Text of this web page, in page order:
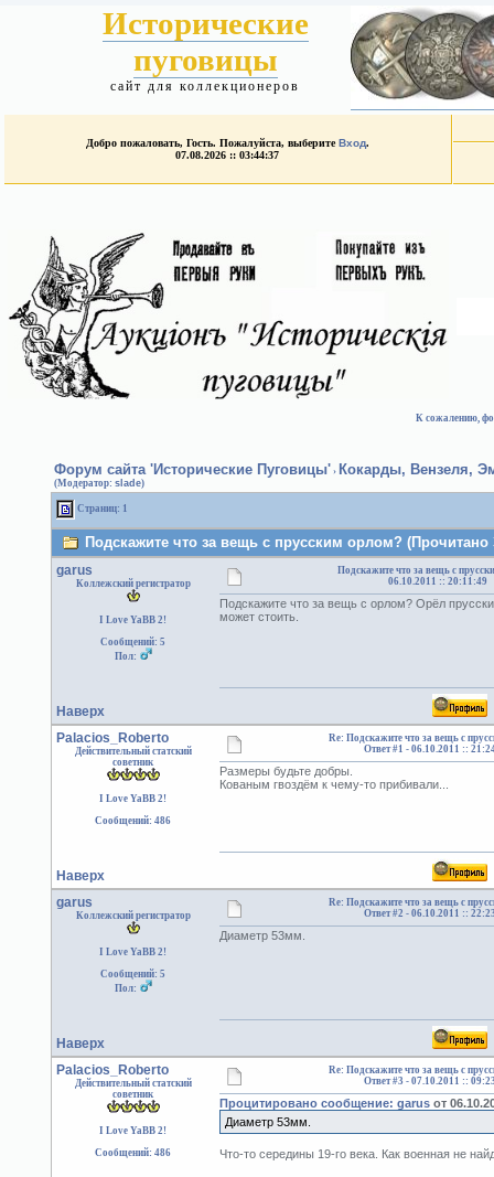
Исторические
пуговицы
сайт для коллекционеров
Добро пожаловать, Гость. Пожалуйста, выберитеВход.
07.08.2026 :: 03:44:37
К сожалению,
Форум сайта 'Исторические Пуговицы' › Кокарды, Вензеля,
(Модератор: slade)
Страниц: 1
Подскажите что за вещь с прусским орлом? (Прочитано
garus
Коллежский регистратор
I Love YaBB 2!
Сообщений: 5
Пол:
Подскажите что за вещь с
06.10.2011 :: 20:11:49
Подскажите что за вещь с орлом? Орёл
может стоить.
Наверх
Palacios_Roberto
Действительный статский
советник
I Love YaBB 2!
Сообщений: 486
Re: Подскажите что за вещь с
Ответ #1 -06.10.2011 ::
Размеры будьте добры.
Кованым гвоздём к чему-то прибивали...
Наверх
garus
Коллежский регистратор
I Love YaBB 2!
Сообщений: 5
Пол:
Re: Подскажите что за вещь с
Ответ #2 -06.10.2011 ::
Диаметр 53мм.
Наверх
Palacios_Roberto
Действительный статский
советник
I Love YaBB 2!
Сообщений: 486
Re: Подскажите что за вещь с
Ответ #3 -07.10.2011 ::
Процитировано сообщение: garus от
Диаметр 53мм.
Что-то середины 19-го века. Как военная не